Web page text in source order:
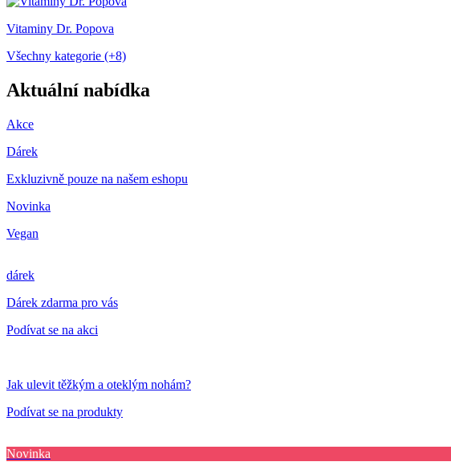
Vitaminy Dr. Popova
Všechny kategorie (+8)
Aktuální nabídka
Akce
Dárek
Exkluzivně pouze na našem eshopu
Novinka
Vegan
dárek
Dárek zdarma pro vás
Podívat se na akci
Jak ulevit těžkým a oteklým nohám?
Podívat se na produkty
Novinka